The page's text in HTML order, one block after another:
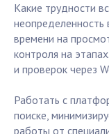
Какие трудности
неопределенность
времени на
контроля на
и проверок через
Работать с
поиске,
работы от